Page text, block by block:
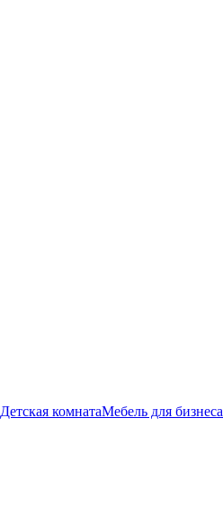
Детская комнатаМебель для бизнеса